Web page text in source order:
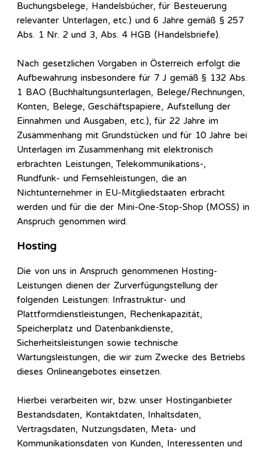
Buchungsbelege, Handelsbücher, für Besteuerung
relevanter Unterlagen, etc.) und 6 Jahre gemäß § 257
Abs. 1 Nr. 2 und 3, Abs. 4 HGB (Handelsbriefe).
Nach gesetzlichen Vorgaben in Österreich erfolgt die
Aufbewahrung insbesondere für 7 J gemäß § 132 Abs.
1 BAO (Buchhaltungsunterlagen, Belege/Rechnungen,
Konten, Belege, Geschäftspapiere, Aufstellung der
Einnahmen und Ausgaben, etc.), für 22 Jahre im
Zusammenhang mit Grundstücken und für 10 Jahre bei
Unterlagen im Zusammenhang mit elektronisch
erbrachten Leistungen, Telekommunikations-,
Rundfunk- und Fernsehleistungen, die an
Nichtunternehmer in EU-Mitgliedstaaten erbracht
werden und für die der Mini-One-Stop-Shop (MOSS) in
Anspruch genommen wird.
Hosting
Die von uns in Anspruch genommenen Hosting-
Leistungen dienen der Zurverfügungstellung der
folgenden Leistungen: Infrastruktur- und
Plattformdienstleistungen, Rechenkapazität,
Speicherplatz und Datenbankdienste,
Sicherheitsleistungen sowie technische
Wartungsleistungen, die wir zum Zwecke des Betriebs
dieses Onlineangebotes einsetzen.
Hierbei verarbeiten wir, bzw. unser Hostinganbieter
Bestandsdaten, Kontaktdaten, Inhaltsdaten,
Vertragsdaten, Nutzungsdaten, Meta- und
Kommunikationsdaten von Kunden, Interessenten und